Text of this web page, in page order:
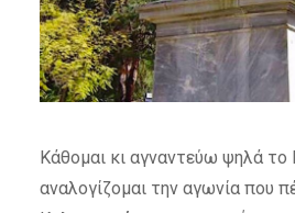
Κάθομαι κι αγναντεύω ψηλά το
αναλογίζομαι την αγωνία που